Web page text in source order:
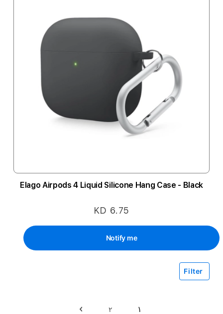
Elago Airpods 4 Liquid Silicone Hang Case - Black
KD 6.75
Notify me
Filter
١ ٢